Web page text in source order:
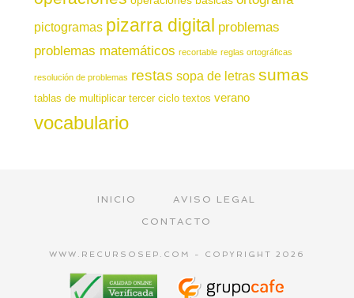
pictogramas pizarra digital problemas
problemas matemáticos recortable reglas ortográficas
resolución de problemas restas sopa de letras sumas
tablas de multiplicar tercer ciclo textos verano
vocabulario
INICIO
AVISO LEGAL
CONTACTO
WWW.RECURSOSEP.COM - COPYRIGHT 2026